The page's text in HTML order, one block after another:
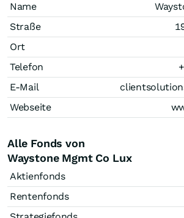
Name
Straße
Ort
Telefon
E-Mail
Webseite
Alle Fonds von
Waystone Mgmt Co Lux
Aktienfonds
Rentenfonds